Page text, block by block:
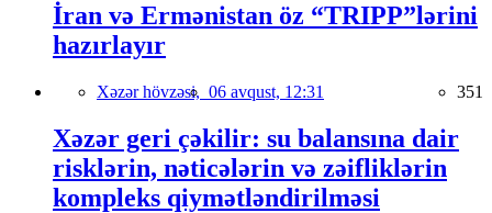
İran və Ermənistan öz “TRIPP”lərini
hazırlayır
Xəzər hövzəsi, 06 avqust, 12:31 351
Xəzər geri çəkilir: su balansına dair
risklərin, nəticələrin və zəifliklərin
kompleks qiymətləndirilməsi